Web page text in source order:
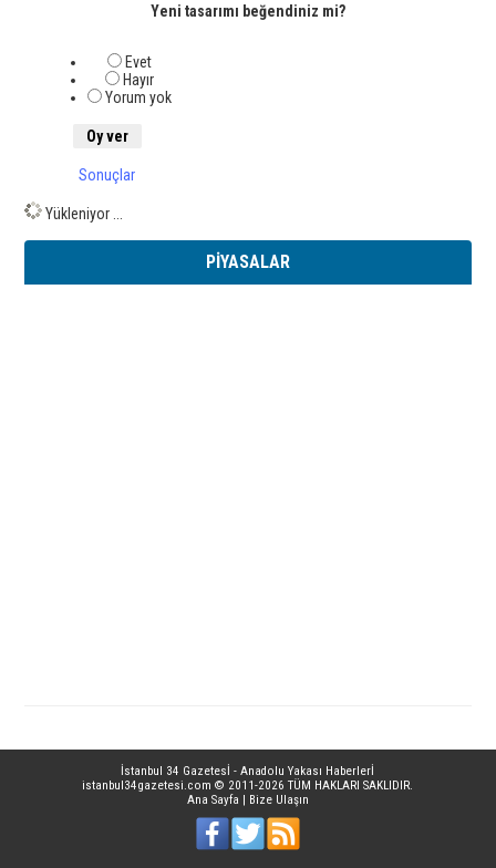
Yeni tasarımı beğendiniz mi?
Evet
Hayır
Yorum yok
Sonuçlar
Yükleniyor ...
PİYASALAR
İstanbul 34 Gazetesİ - Anadolu Yakası Haberlerİ
istanbul34gazetesi.com © 2011-2026 TÜM HAKLARI SAKLIDIR.
Ana Sayfa | Bize Ulaşın